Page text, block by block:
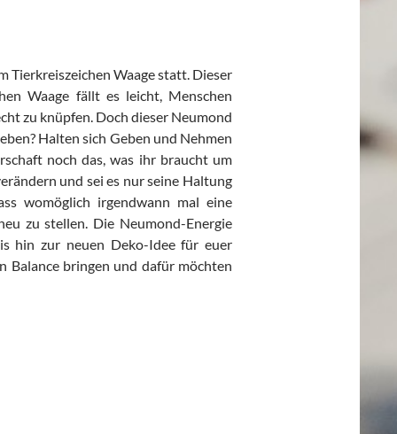
Tierkreiszeichen Waage statt. Dieser
Waage fällt es leicht, Menschen
zu knüpfen. Doch dieser Neumond
Halten sich Geben und Nehmen
noch das, was ihr braucht um
und sei es nur seine Haltung
womöglich irgendwann mal eine
zu stellen. Die Neumond-Energie
hin zur neuen Deko-Idee für euer
Balance bringen und dafür möchten